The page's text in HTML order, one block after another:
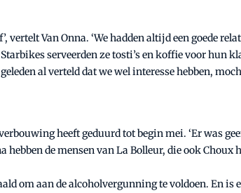
vertelt Van Onna. ‘We hadden altijd een goede
serveerden ze tosti’s en koffie voor hun
al verteld dat we wel interesse hebben,
heeft geduurd tot begin mei. ‘Er was
hebben de mensen van La Bolleur, die ook
om aan de alcoholvergunning te voldoen. En